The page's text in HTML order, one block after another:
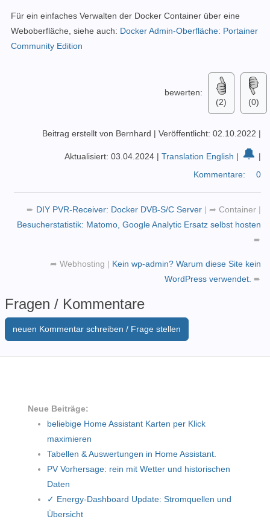
Für ein einfaches Verwalten der Docker Container über eine
Weboberfläche, siehe auch: Docker Admin-Oberfläche: Portainer
Community Edition
bewerten:
(2)
(0)
Beitrag erstellt von Bernhard | Veröffentlicht: 02.10.2022 |
Aktualisiert: 03.04.2024 | Translation English | 🔔 |
Kommentare:
0
➨ DIY PVR-Receiver: Docker DVB-S/C Server | ➦ Container |
Besucherstatistik: Matomo, Google Analytic Ersatz selbst hosten
➨
➦ Webhosting | Kein wp-admin? Warum diese Site kein
WordPress verwendet. ➨
Fragen / Kommentare
neuen Kommentar schreiben / Frage stellen
Neue Beiträge:
beliebige Home Assistant Karten per Klick
maximieren
Tabellen & Auswertungen in Home Assistant.
PV Vorhersage: rein mit Wetter und historischen
Daten
✓ Energy-Dashboard Update: Stromquellen und
Übersicht